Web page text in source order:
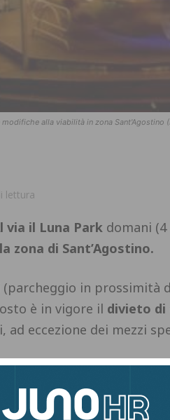
modifiche alla viabilità in zona Sant'Agostino
lettura
via il Luna Park domani
zona di Sant’Agostino.
(parcheggio in prossimità
è in vigore il divieto
ad eccezione dei mezzi
, nell’area a parcheggio
fino al 14 agosto è